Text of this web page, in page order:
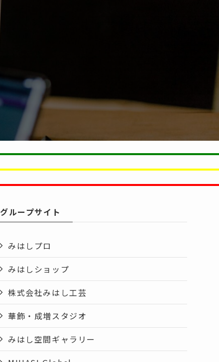
グループサイト
みはしプロ
みはしショップ
株式会社みはし工芸
華飾・成増スタジオ
みはし空間ギャラリー